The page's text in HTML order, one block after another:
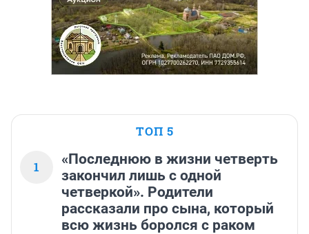
ТОП 5
1
«Последнюю в жизни четверть
закончил лишь с одной
четверкой». Родители
рассказали про сына, который
всю жизнь боролся с раком